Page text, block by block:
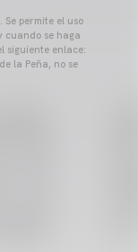
Se permite el uso
cuando se haga
siguiente enlace:
la Peña, no se